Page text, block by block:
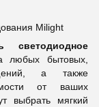
светодиодное
любых бытовых,
а также
от ваших
выбрать мягкий